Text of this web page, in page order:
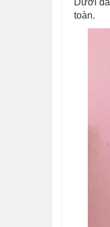
Dưới
toàn.